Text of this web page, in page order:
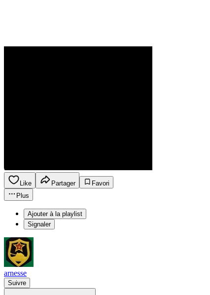
Like Partager
Favori
Plus
Ajouter à la playlist
Signaler
arnesse
Suivre